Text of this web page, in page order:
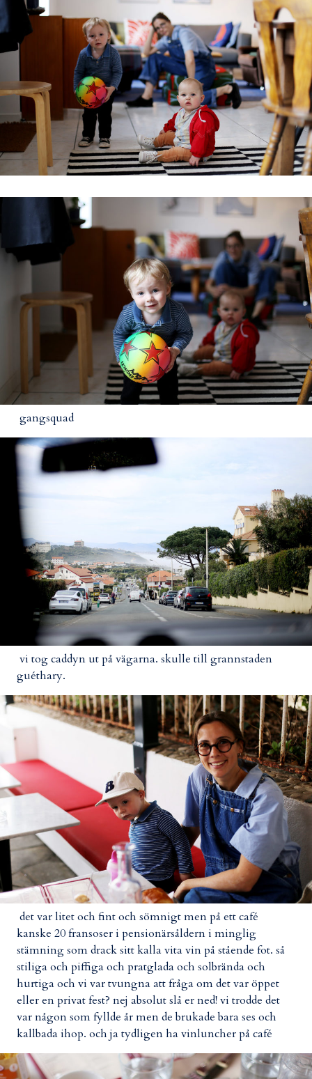
gangsquad
vi tog caddyn ut på vägarna. skulle till grannstaden
guéthary.
det var litet och fint och sömnigt men på ett café
kanske 20 fransoser i pensionärsåldern i minglig
stämning som drack sitt kalla vita vin på stående fot. så
stiliga och piffiga och pratglada och solbrända och
hurtiga och vi var tvungna att fråga om det var öppet
eller en privat fest? nej absolut slå er ned! vi trodde det
var någon som fyllde år men de brukade bara ses och
kallbada ihop. och ja tydligen ha vinluncher på café